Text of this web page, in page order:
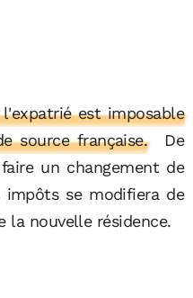
est imposable
source française.
De
un changement de
se modifiera de
nouvelle résidence.